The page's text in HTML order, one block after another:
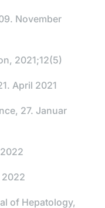
November
2021;12(5)
April 2021
27. Januar
Hepatology,